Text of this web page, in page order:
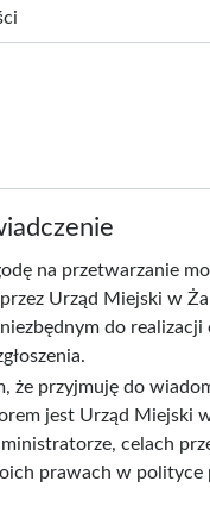
na przetwarzanie
Urząd Miejski w
do realizacji
że przyjmuję do
jest Urząd Miejski
celach
prawach w polityce